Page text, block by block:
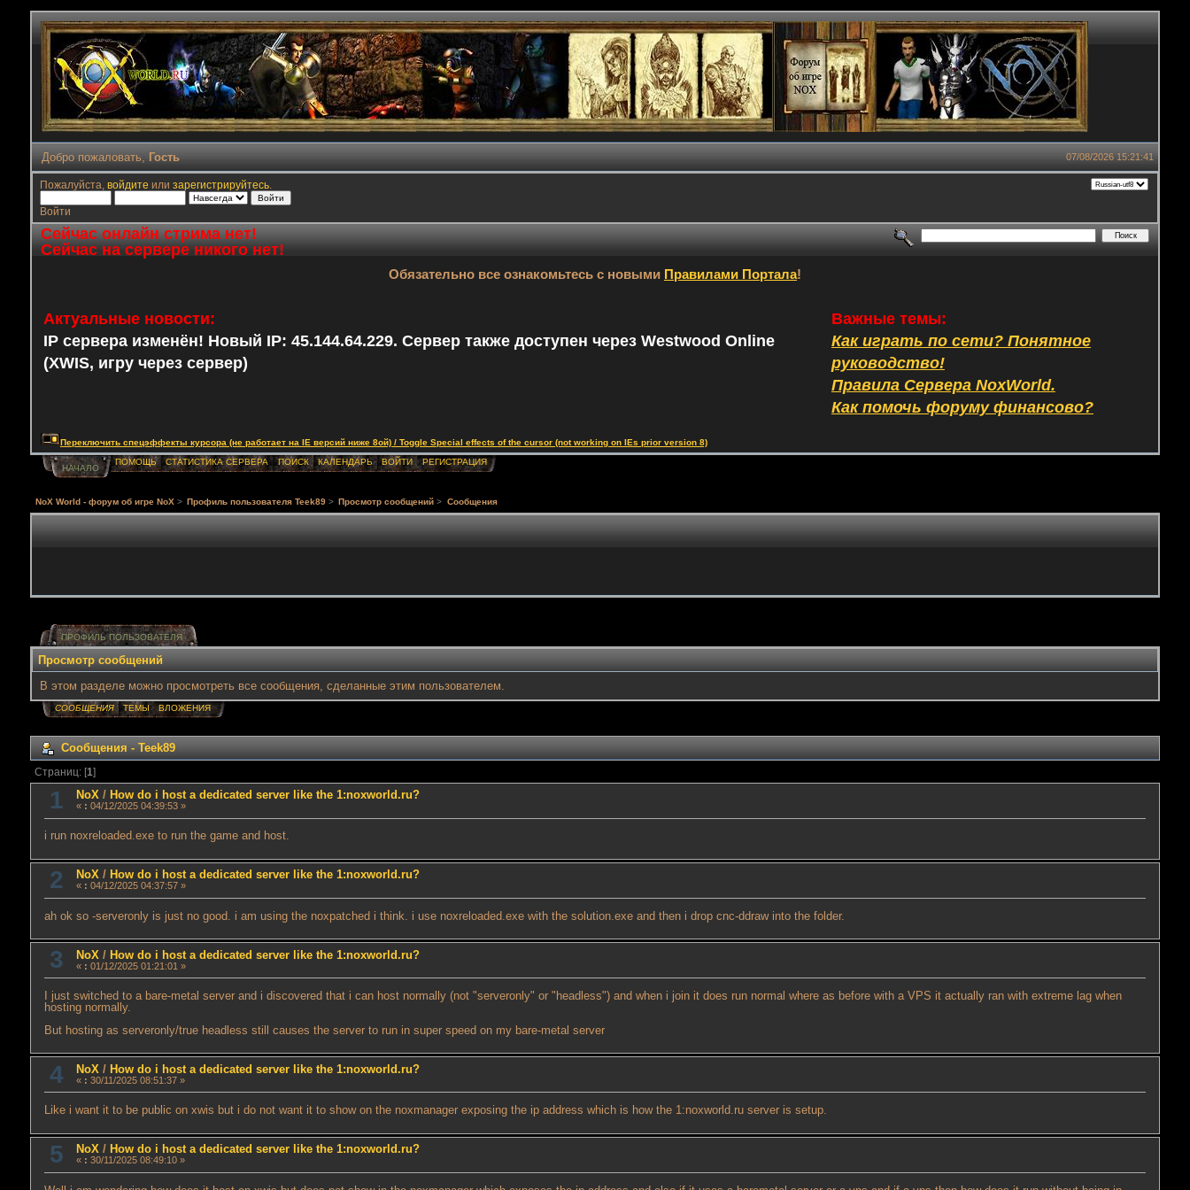
07/08/2026 15:21:41
Добро пожаловать, Гость
Пожалуйста, войдите или зарегистрируйтесь.
Войти
Сейчас онлайн стрима нет!
Сейчас на сервере никого нет!
Обязательно все ознакомьтесь с новыми Правилами Портала!
Актуальные новости:
IP сервера изменён! Новый IP: 45.144.64.229. Сервер также доступен через Westwood Online
(XWIS, игру через сервер)
Важные темы:
Как играть по сети? Понятное
руководство!
Правила Сервера NoxWorld.
Как помочь форуму финансово?
Переключить спецэффекты курсора (не работает на IE версий ниже 8ой) / Toggle Special effects of the cursor (not working on IEs prior version 8)
НАЧАЛО
ПОМОЩЬ СТАТИСТИКА СЕРВЕРА ПОИСК КАЛЕНДАРЬ ВОЙТИ РЕГИСТРАЦИЯ
NoX World - форум об игре NoX > Профиль пользователя Teek89 > Просмотр сообщений > Сообщения
ПРОФИЛЬ ПОЛЬЗОВАТЕЛЯ
Просмотр сообщений
В этом разделе можно просмотреть все сообщения, сделанные этим пользователем.
СООБЩЕНИЯ ТЕМЫ ВЛОЖЕНИЯ
Сообщения - Teek89
Страниц: [1]
1 NoX/ How do i host a dedicated server like the 1:noxworld.ru?
« : 04/12/2025 04:39:53 »
i run noxreloaded.exe to run the game and host.
2 NoX/ How do i host a dedicated server like the 1:noxworld.ru?
« : 04/12/2025 04:37:57 »
ah ok so -serveronly is just no good. i am using the noxpatched i think. i use noxreloaded.exe with the solution.exe and then i drop cnc-ddraw into the folder.
3 NoX / How do i host a dedicated server like the 1:noxworld.ru?
« : 01/12/2025 01:21:01 »
I just switched to a bare-metal server and i discovered that i can host normally (not "serveronly" or "headless") and when i join it does run normal where as before with a VPS it actually ran with extreme lag when
hosting normally.
But hosting as serveronly/true headless still causes the server to run in super speed on my bare-metal server
4 NoX / How do i host a dedicated server like the 1:noxworld.ru?
« : 30/11/2025 08:51:37 »
Like i want it to be public on xwis but i do not want it to show on the noxmanager exposing the ip address which is how the 1:noxworld.ru server is setup.
5 NoX/ How do i host a dedicated server like the 1:noxworld.ru?
« : 30/11/2025 08:49:10 »